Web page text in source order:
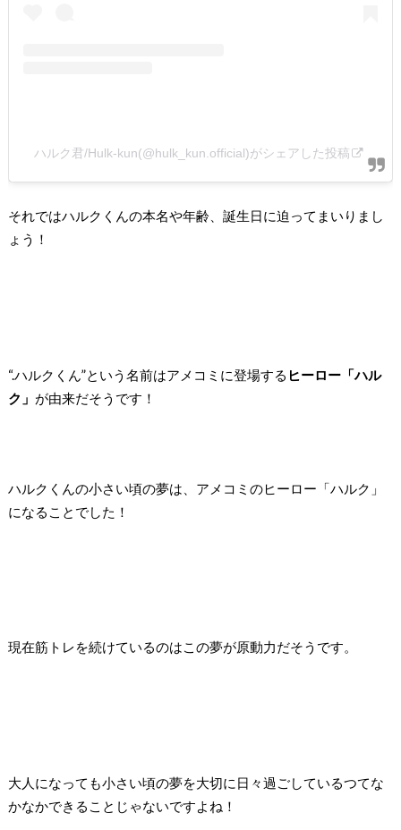
ハルク君/Hulk-kun(@hulk_kun.official)がシェアした投稿
それではハルクくんの本名や年齢、誕生日に迫ってまいりまし
ょう！
“.ハルクくん”という名前はアメコミに登場する ヒーロー「ハル
ク」 が由来だそうです！
ハルクくんの小さい頃の夢は、アメコミのヒーロー「ハルク」
になることでした！
現在筋トレを続けているのはこの夢が原動力だそうです。
大人になっても小さい頃の夢を大切に日々過ごしているつてな
かなかできることじゃないですよね！